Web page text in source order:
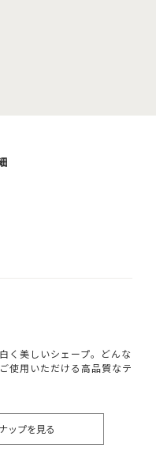
く美しいシェープ。どんな
使用いただける高品質なテ
ップを見る